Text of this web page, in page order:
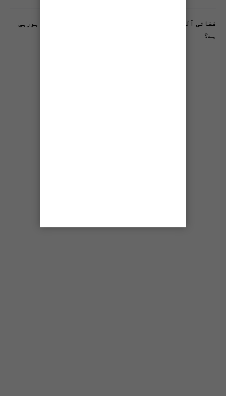
فضائی آلودگی انسانی دماغ کیلیے کیسے خطرناک ثابت ہورہی
ہے؟